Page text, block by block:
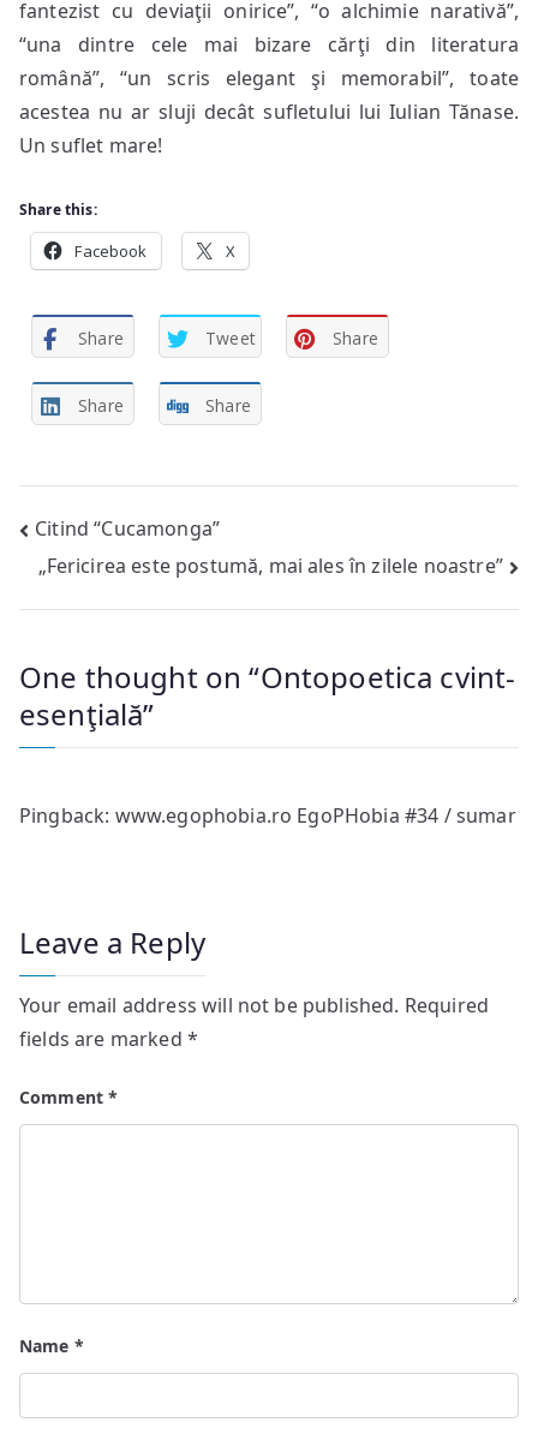
fantezist cu deviaţii onirice”, “o alchimie narativă”,
“una dintre cele mai bizare cărţi din literatura
română”, “un scris elegant şi memorabil”, toate
acestea nu ar sluji decât sufletului lui Iulian Tănase.
Un suflet mare!
Share this:
Facebook X
Share Tweet Share
Share Share
Post
navigation
Citind “Cucamonga”
„Fericirea este postumă, mai ales în zilele noastre”
One thought on “Ontopoetica cvint-
esenţială”
Pingback: www.egophobia.ro EgoPHobia #34 / sumar
Leave a Reply
Your email address will not be published. Required
fields are marked *
Comment*
Name *